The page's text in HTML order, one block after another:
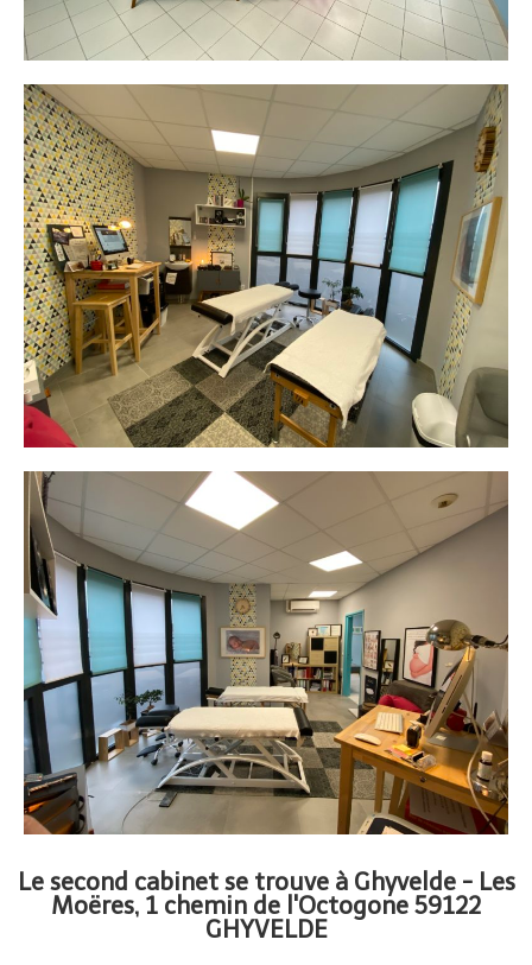
Le second cabinet se trouve à Ghyvelde - Les
Moëres, 1 chemin de l'Octogone 59122
GHYVELDE